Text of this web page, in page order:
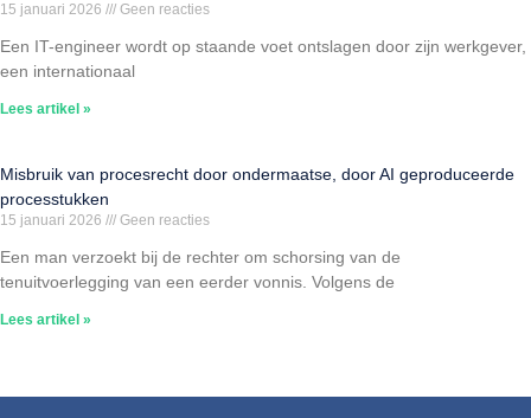
15 januari 2026 Geen reacties
Een IT-engineer wordt op staande voet ontslagen door zijn werkgever,
een internationaal
Lees artikel »
Misbruik van procesrecht door ondermaatse, door AI geproduceerde
processtukken
15 januari 2026 Geen reacties
Een man verzoekt bij de rechter om schorsing van de
tenuitvoerlegging van een eerder vonnis. Volgens de
Lees artikel »